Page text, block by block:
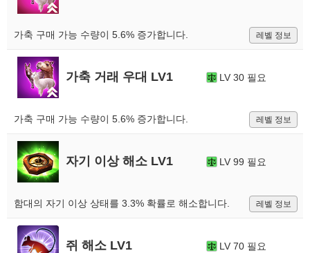
가축 구매 가능 수량이 5.6% 증가합니다. 레벨 정보
가축 거래 우대 LV1 LV 30 필요
가축 구매 가능 수량이 5.6% 증가합니다. 레벨 정보
자기 이상 해소 LV1 LV 99 필요
함대의 자기 이상 상태를 3.3% 확률로 해소합니다. 레벨 정보
쥐 해소 LV1 LV 70 필요